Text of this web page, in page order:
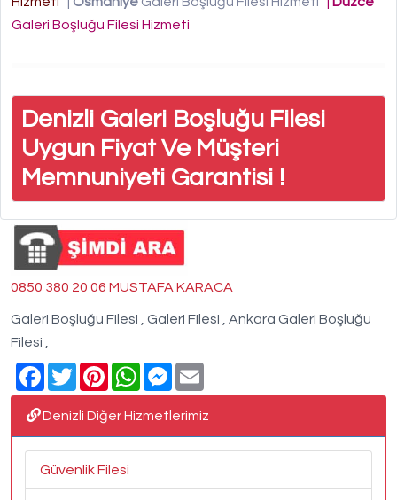
Galeri Boşluğu Filesi Hizmeti
Denizli Galeri Boşluğu Filesi
Uygun Fiyat Ve Müşteri
Memnuniyeti Garantisi !
0850 380 20 06 MUSTAFA KARACA
Galeri Boşluğu Filesi , Galeri Filesi , Ankara Galeri Boşluğu
Filesi ,
Facebook
TwitterPinterestWhatsAppMessenger
Denizli Diğer Hizmetlerimiz
Güvenlik Filesi